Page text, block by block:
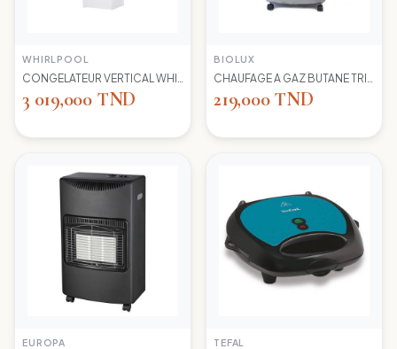
WHIRLPOOL
3 019,000 TND
BIOLUX
219,000 TND
EUROPA TEFAL